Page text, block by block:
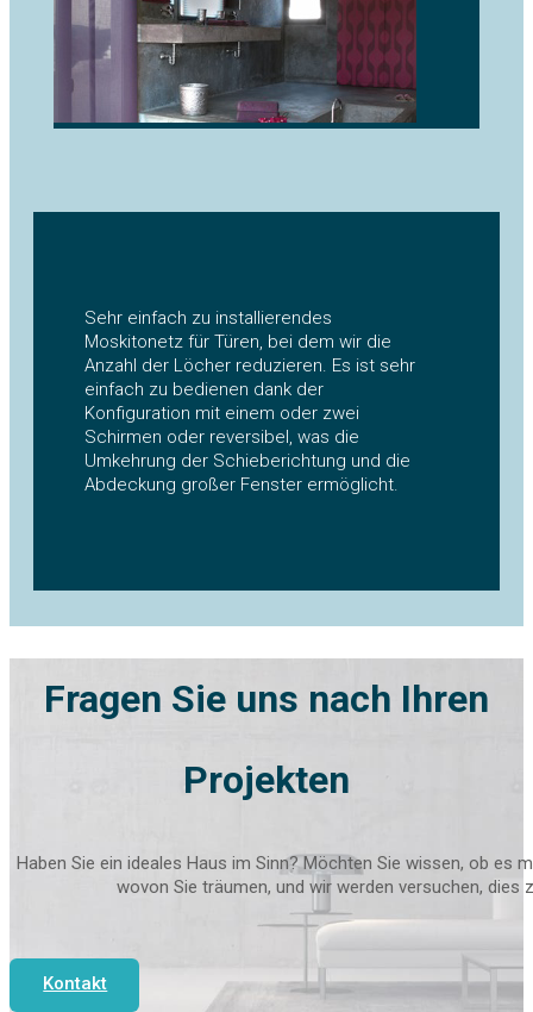
Sehr einfach zu installierendes
Moskitonetz für Türen, bei dem wir die
Anzahl der Löcher reduzieren. Es ist sehr
einfach zu bedienen dank der
Konfiguration mit einem oder zwei
Schirmen oder reversibel, was die
Umkehrung der Schieberichtung und die
Abdeckung großer Fenster ermöglicht.
Fragen Sie uns nach Ihren
Projekten
Haben Sie ein ideales Haus im Sinn? Möchten Sie wissen, ob es
wovon Sie träumen, und wir werden versuchen, dies
Kontakt